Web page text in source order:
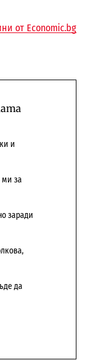
от Economic.bg
и
ми за
заради
да